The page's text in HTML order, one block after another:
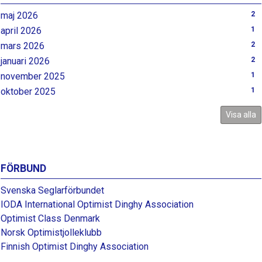
maj 2026 2
april 2026 1
mars 2026 2
januari 2026 2
november 2025 1
oktober 2025 1
Visa alla
FÖRBUND
Svenska Seglarförbundet
IODA International Optimist Dinghy Association
Optimist Class Denmark
Norsk Optimistjolleklubb
Finnish Optimist Dinghy Association